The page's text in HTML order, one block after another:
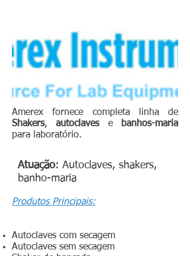
Amerex fornece completa linha de
Shakers,autoclavese
banhos-maria
para laboratório.
Atuação: Autoclaves, shakers,
banho-maria
Produtos Principais:
Autoclaves com secagem
Autoclaves sem secagem